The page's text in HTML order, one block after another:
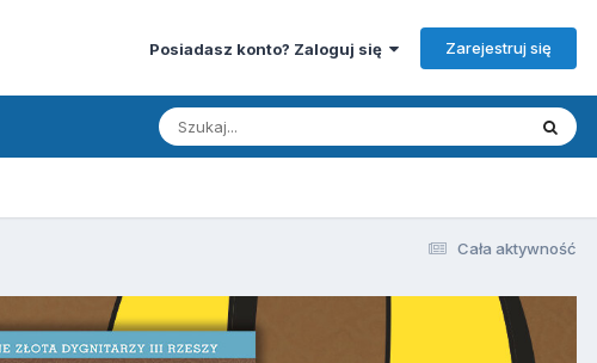
Posiadasz konto? Zaloguj się Zarejestruj się
Cała aktywność